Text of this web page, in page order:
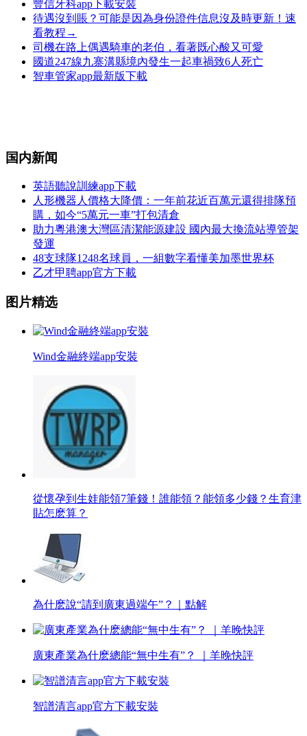
豐信牙科app下載安裝
待遇沒到賬？可能是因為身份證件信息沒及時更新！速
看教程→
司機在路上偶遇騎車的老伯，看著既心酸又可愛
國道247線九寨溝縣境內發生一起車禍致6人死亡
智車管家app最新版下載
国内新闻
英語聽說訓練app下載
人形機器人價格大降價：一年前花近百萬元還得排隊預
購，如今“5萬元一車”打包清倉
助力粵港澳大灣區清潔能源建設 國內最大換流站導管架
發運
48支球隊1248名球員，一組數字看懂美加墨世界杯
乙才甲聘app官方下載
图片精选
Wind金融終端app安裝
從懷孕到生娃能領7筆錢！誰能領？能領多少錢？生育津
貼怎麽算？
為什麽說“請到廣東過端午”？｜點解
廣東產業為什麽總能“無中生有”？ ｜羊晚快評
智譜清言app官方下載安裝